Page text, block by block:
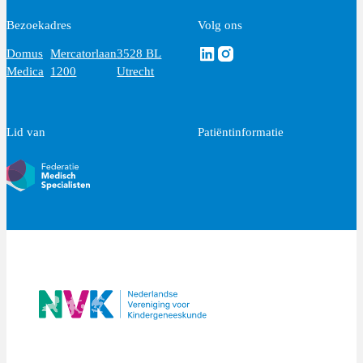
Bezoekadres
Domus
Medica
Mercatorlaan
1200
3528 BL
Utrecht
Volg ons
Volg ons via Linkedin
Volg ons via Instagram
Lid van Patiëntinformatie